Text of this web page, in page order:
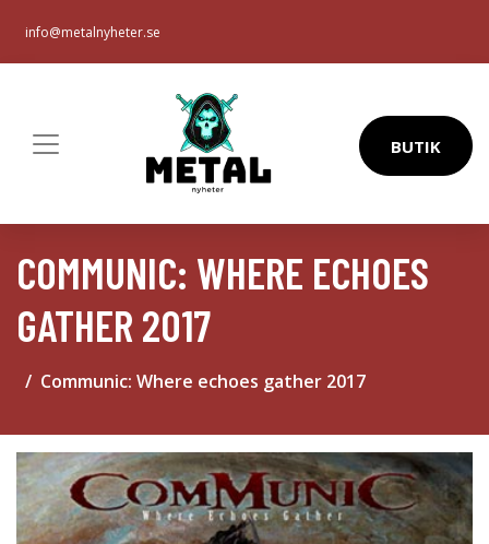
info@metalnyheter.se
BUTIK
COMMUNIC: WHERE ECHOES
GATHER 2017
Communic: Where echoes gather 2017